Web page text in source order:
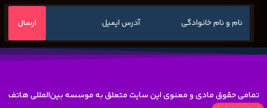
تمامی حقوق مادی و معنوی این سایت متعلق به موسسه بین‌المللی هاتف